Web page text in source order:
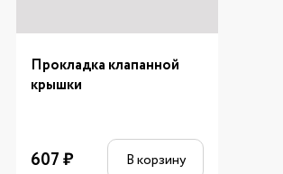
Прокладка клапанной
крышки
607₽ В корзину